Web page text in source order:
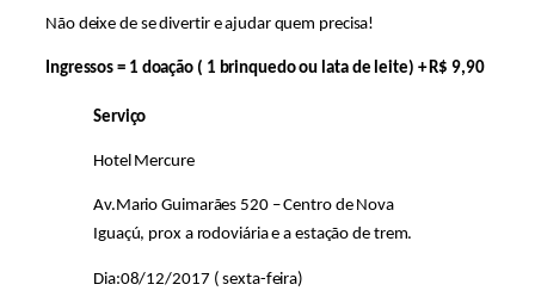
Não deixe de se divertir e ajudar quem precisa!
Ingressos = 1 doação ( 1 brinquedo ou lata de leite) + R$ 9,90
Serviço
Hotel Mercure
Av.Mario Guimarães 520 – Centro de Nova
Iguaçú, prox a rodoviária e a estação de trem.
Dia:08/12/2017 ( sexta-feira)